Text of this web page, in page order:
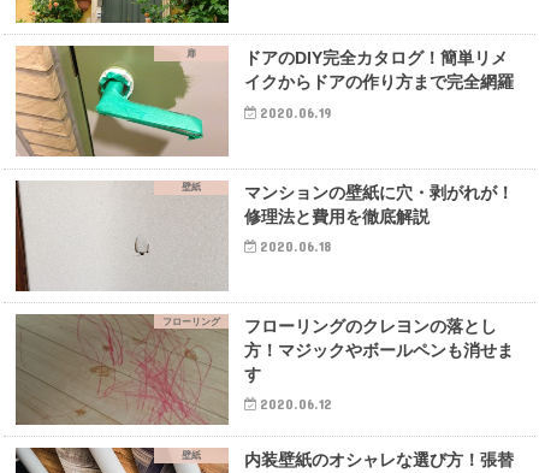
扉
ドアのDIY完全カタログ！簡単リメ
イクからドアの作り方まで完全網羅
2020.06.19
壁紙
マンションの壁紙に穴・剥がれが！
修理法と費用を徹底解説
2020.06.18
フローリング
フローリングのクレヨンの落とし
方！マジックやボールペンも消せま
す
2020.06.12
壁紙
内装壁紙のオシャレな選び方！張替